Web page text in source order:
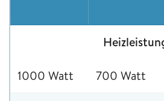
1000 Watt 700 Watt